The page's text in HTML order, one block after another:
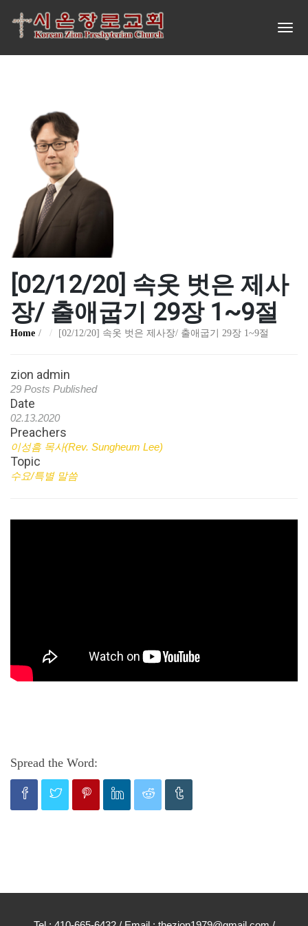
[02/12/20] 속옷 벗은 제사
장/ 출애굽기 29장 1~9절
Home [02/12/20] 속옷 벗은 제사장/ 출애굽기 29장 1~9절
zion admin
29 Posts Published
Date
02.13.2020
Preachers
이성흠 목사(Rev. Sungheum Lee)
Topic
수요/특별 말씀
Spread the Word: